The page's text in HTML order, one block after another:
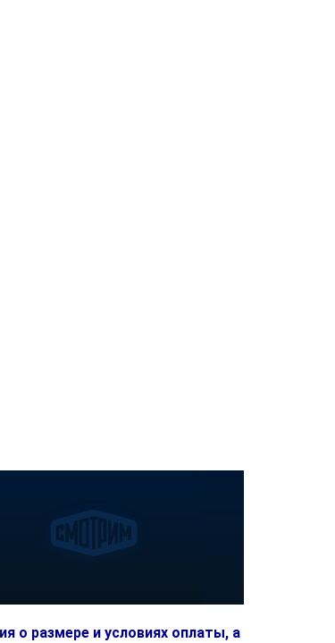
о размере и условиях оплаты, а